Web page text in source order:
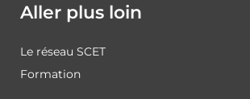
Aller plus loin
Le réseau SCET
Formation